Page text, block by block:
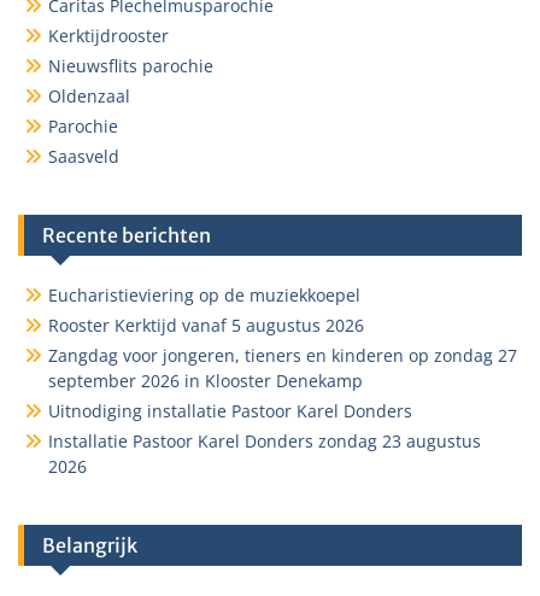
Caritas Plechelmusparochie
Kerktijdrooster
Nieuwsflits parochie
Oldenzaal
Parochie
Saasveld
Recente berichten
Eucharistieviering op de muziekkoepel
Rooster Kerktijd vanaf 5 augustus 2026
Zangdag voor jongeren, tieners en kinderen op zondag 27
september 2026 in Klooster Denekamp
Uitnodiging installatie Pastoor Karel Donders
Installatie Pastoor Karel Donders zondag 23 augustus
2026
Belangrijk